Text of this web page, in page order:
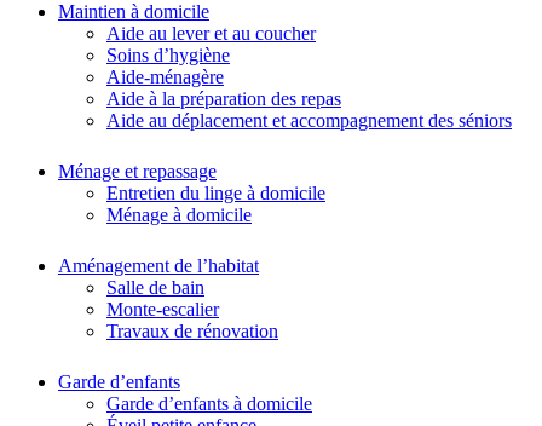
Maintien à domicile
Aide au lever et au coucher
Soins d’hygiène
Aide-ménagère
Aide à la préparation des repas
Aide au déplacement et accompagnement des séniors
Ménage et repassage
Entretien du linge à domicile
Ménage à domicile
Aménagement de l’habitat
Salle de bain
Monte-escalier
Travaux de rénovation
Garde d’enfants
Garde d’enfants à domicile